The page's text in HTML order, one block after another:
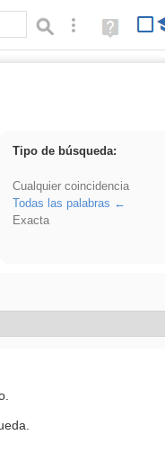
Búsqueda avanzada
Ayuda
(en
Tipo de búsqueda:
Cualquier coincidencia
Todas las palabras
Exacta